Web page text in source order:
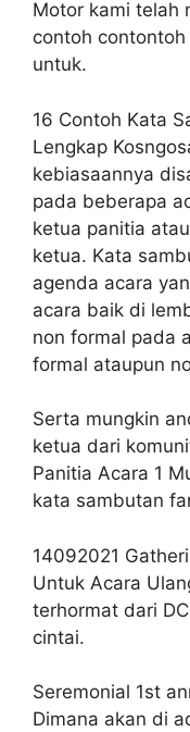
Motor kami telah
contoh
untuk.
16 Contoh Kata
Lengkap
kebiasaannya
pada beberapa
ketua panitia
ketua. Kata
agenda acara
acara baik di
non formal pada
formal ataupun
Serta mungkin
ketua dari
Panitia Acara 1
kata sambutan
14092021
Untuk Acara
terhormat dari
cintai.
Seremonial 1st
Dimana akan di